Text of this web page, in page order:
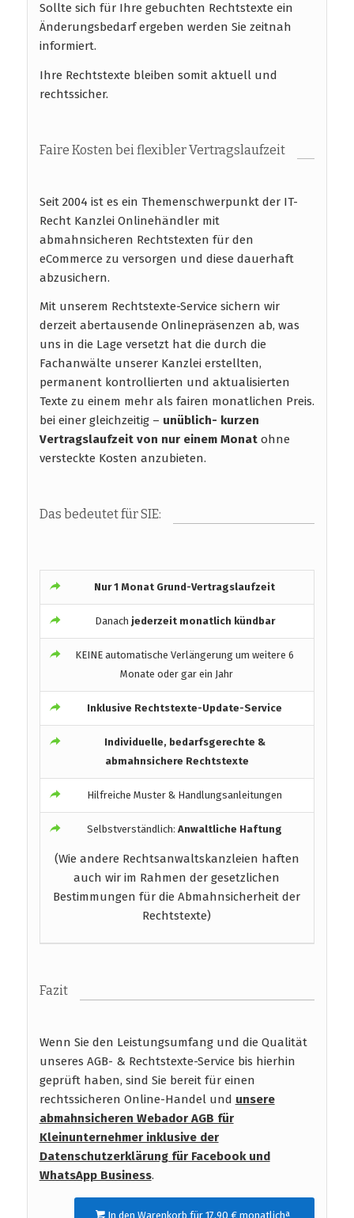
Sollte sich für Ihre gebuchten Rechtstexte ein
Änderungsbedarf ergeben werden Sie zeitnah
informiert.
Ihre Rechtstexte bleiben somit aktuell und
rechtssicher.
Faire Kosten bei flexibler Vertragslaufzeit
Seit 2004 ist es ein Themenschwerpunkt der IT-
Recht Kanzlei Onlinehändler mit
abmahnsicheren Rechtstexten für den
eCommerce zu versorgen und diese dauerhaft
abzusichern.
Mit unserem Rechtstexte-Service sichern wir
derzeit abertausende Onlinepräsenzen ab, was
uns in die Lage versetzt hat die durch die
Fachanwälte unserer Kanzlei erstellten,
permanent kontrollierten und aktualisierten
Texte zu einem mehr als fairen monatlichen Preis.
bei einer gleichzeitig – unüblich- kurzen
Vertragslaufzeit von nur einem Monat ohne
versteckte Kosten anzubieten.
Das bedeutet für SIE:
Nur 1 Monat Grund-Vertragslaufzeit
Danach jederzeit monatlich kündbar
KEINE automatische Verlängerung um weitere 6
Monate oder gar ein Jahr
Inklusive Rechtstexte-Update-Service
Individuelle, bedarfsgerechte &
abmahnsichere Rechtstexte
Hilfreiche Muster & Handlungsanleitungen
Selbstverständlich:Anwaltliche Haftung
(Wie andere Rechtsanwaltskanzleien haften
auch wir im Rahmen der gesetzlichen
Bestimmungen für die Abmahnsicherheit der
Rechtstexte)
Fazit
Wenn Sie den Leistungsumfang und die Qualität
unseres AGB- & Rechtstexte-Service bis hierhin
geprüft haben, sind Sie bereit für einen
rechtssicheren Online-Handel und unsere
abmahnsicheren Webador AGB für
Kleinunternehmer inklusive der
Datenschutzerklärung für Facebook und
WhatsApp Business.
In den Warenkorb für 17,90 € monatlichª